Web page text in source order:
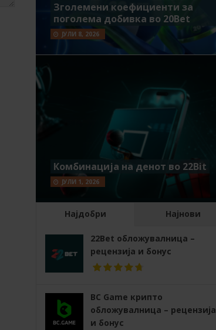
Зголемени коефициенти за
поголема добивка во 20Bet
ЈУЛИ 8, 2026
Комбинација на денот во 22Bit
ЈУЛИ 1, 2026
Најдобри Најнови
22Bet обложувалница –
рецензија и бонус
BC Game крипто
обложувалница – рецензија
и бонус